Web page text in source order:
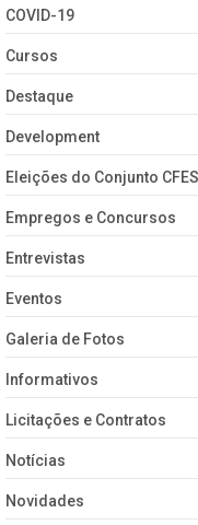
COVID-19
Cursos
Destaque
Development
Eleições do Conjunto
Empregos e Concursos
Entrevistas
Eventos
Galeria de Fotos
Informativos
Licitações e Contratos
Notícias
Novidades